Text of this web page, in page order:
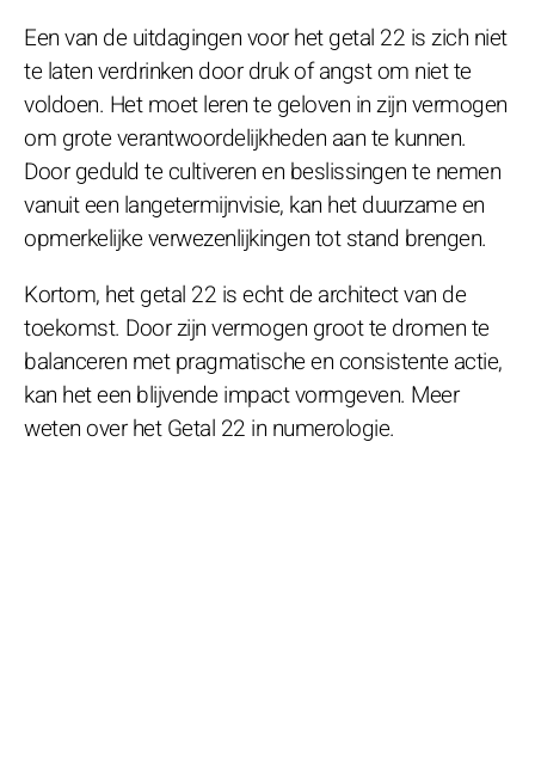
Een van de uitdagingen voor het getal 22 is zich niet
te laten verdrinken door druk of angst om niet te
voldoen. Het moet leren te geloven in zijn vermogen
om grote verantwoordelijkheden aan te kunnen.
Door geduld te cultiveren en beslissingen te nemen
vanuit een langetermijnvisie, kan het duurzame en
opmerkelijke verwezenlijkingen tot stand brengen.
Kortom, het getal 22 is echt de architect van de
toekomst. Door zijn vermogen groot te dromen te
balanceren met pragmatische en consistente actie,
kan het een blijvende impact vormgeven. Meer
weten over het Getal 22 in numerologie.